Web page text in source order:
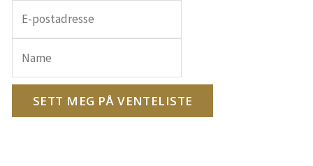
inn
e-
postadressen
din
SETT MEG PÅ VENTELISTE